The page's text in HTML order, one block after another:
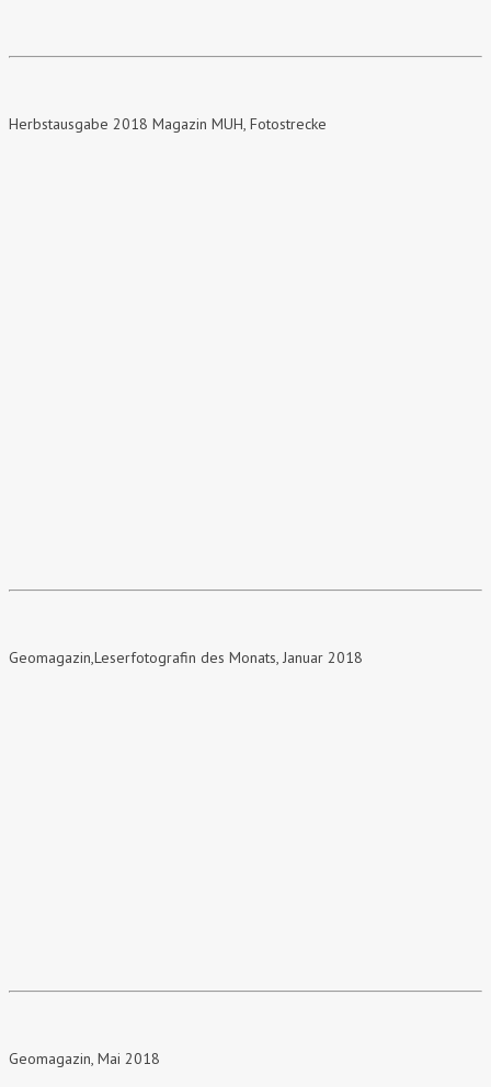
Herbstausgabe 2018 Magazin MUH, Fotostrecke
Geomagazin,Leserfotografin des Monats, Januar 2018
Geomagazin, Mai 2018